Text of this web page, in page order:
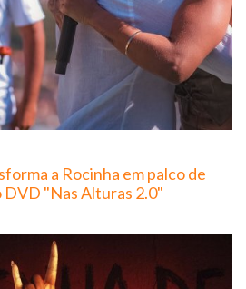
a Rocinha em palco de
DVD "Nas Alturas 2.0"